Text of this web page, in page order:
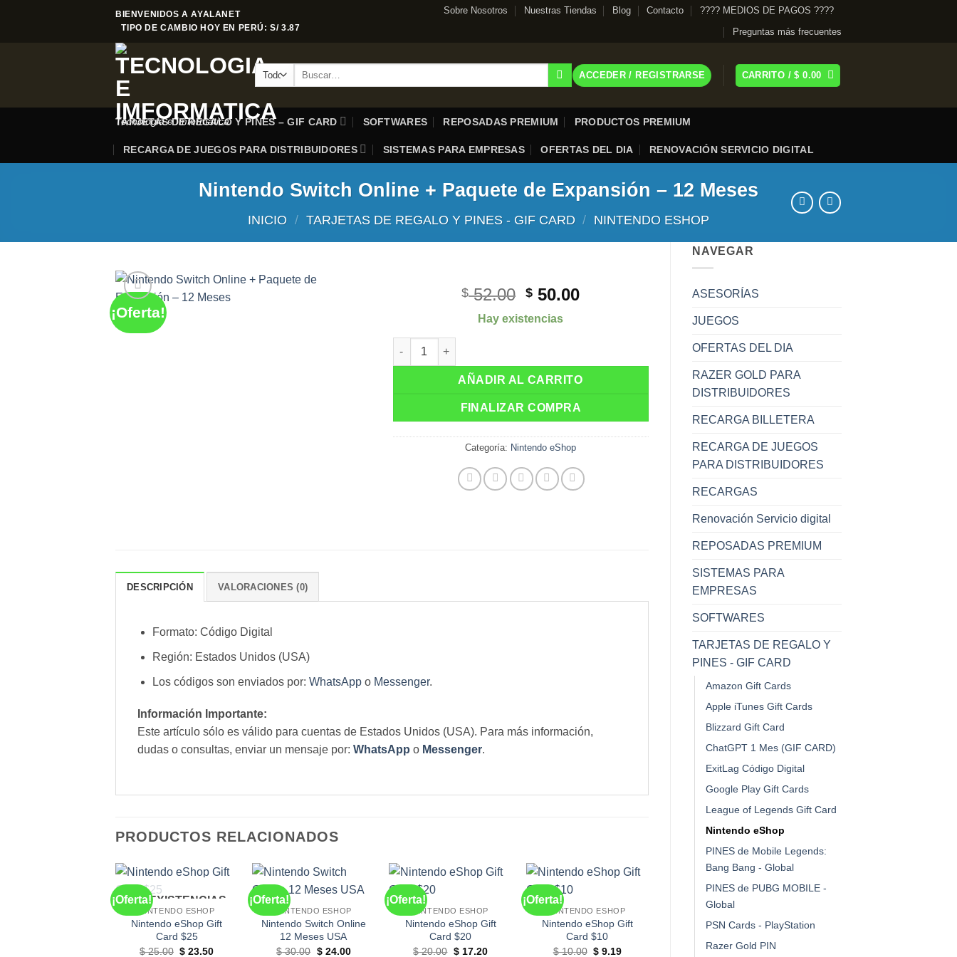
BIENVENIDOS A AYALANET
TIPO DE CAMBIO HOY EN PERÚ: S/ 3.87
Sobre Nosotros Nuestras Tiendas Blog Contacto
???? MEDIOS DE PAGOS ????
Preguntas más frecuentes
Tecnologia e Imformatica
Buscar
ACCEDER / REGISTRARSE CARRITO /$ 0.00
TARJETAS DE REGALO Y PINES – GIF CARD SOFTWARES REPOSADAS PREMIUM PRODUCTOS PREMIUM
RECARGA DE JUEGOS PARA DISTRIBUIDORES SISTEMAS PARA EMPRESAS OFERTAS DEL DIA RENOVACIÓN SERVICIO DIGITAL
Nintendo Switch Online + Paquete de Expansión – 12 Meses
INICIO / TARJETAS DE REGALO Y PINES - GIF CARD / NINTENDO ESHOP
NAVEGAR
ASESORÍAS
JUEGOS
OFERTAS DEL DIA
RAZER GOLD PARA
DISTRIBUIDORES
RECARGA BILLETERA
RECARGA DE JUEGOS
PARA DISTRIBUIDORES
RECARGAS
Renovación Servicio digital
REPOSADAS PREMIUM
SISTEMAS PARA
EMPRESAS
SOFTWARES
TARJETAS DE REGALO Y
PINES - GIF CARD
Amazon Gift Cards
Apple iTunes Gift Cards
Blizzard Gift Card
ChatGPT 1 Mes (GIF CARD)
ExitLag Código Digital
Google Play Gift Cards
League of Legends Gift Card
Nintendo eShop
PINES de Mobile Legends:
Bang Bang - Global
PINES de PUBG MOBILE -
Global
PSN Cards - PlayStation
Razer Gold PIN
¡Oferta!
$52.00 El
precio
original
$ 52.00.
$ 50.00El
$ 50.00.
Hay existencias
Nintendo Switch Online + Paquete de Expansión – 12 Meses cantidad
AÑADIR AL CARRITO
FINALIZAR COMPRA
Categoría: Nintendo eShop
DESCRIPCIÓN VALORACIONES (0)
Formato: Código Digital
Región: Estados Unidos (USA)
Los códigos son enviados por: WhatsAppo Messenger.
Información Importante:
Este artículo sólo es válido para cuentas de Estados Unidos (USA). Para más información,
dudas o consultas, enviar un mensaje por: WhatsApp o Messenger.
PRODUCTOS RELACIONADOS
¡Oferta!
SIN EXISTENCIAS
NINTENDO ESHOP
Nintendo eShop Gift
Card $25
$25.00 El
$ 23.50El
¡Oferta!
NINTENDO ESHOP
Nintendo Switch Online
12 Meses USA
$30.00 El
$24.00El
¡Oferta!
NINTENDO ESHOP
Nintendo eShop Gift
Card $20
$20.00 El
$17.20El
¡Oferta!
NINTENDO ESHOP
Nintendo eShop Gift
Card $10
$10.00 El
$ 9.19El